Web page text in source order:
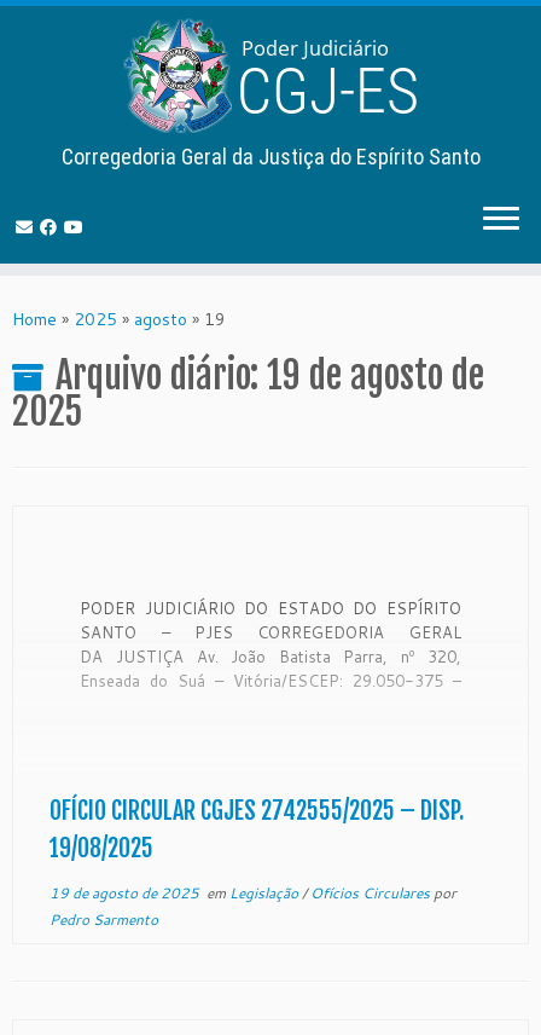
to
Corregedoria Geral da Justiça do Espírito Santo
Home » 2025 » agosto » 19
Arquivo diário: 19 de agosto de
2025
PODER JUDICIÁRIO DO ESTADO DO ESPÍRITO
SANTO – PJES CORREGEDORIA GERAL
DA JUSTIÇA Av. João Batista Parra, nº 320,
Enseada do Suá – Vitória/ESCEP: 29.050-375 –
Santo, no uso de […]
OFÍCIO CIRCULAR CGJES 2742555/2025 – DISP.
19/08/2025
19 de agosto de 2025em Legislação/Ofícios Circularespor
Pedro Sarmento